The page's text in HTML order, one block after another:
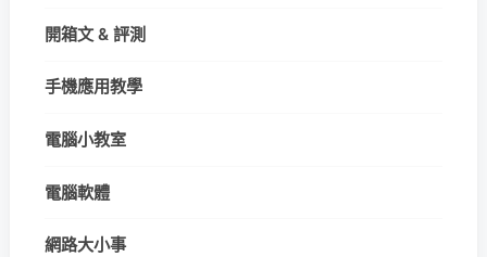
開箱文 & 評測
手機應用教學
電腦小教室
電腦軟體
網路大小事